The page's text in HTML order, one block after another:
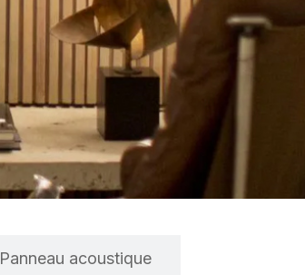
Panneau acoustique